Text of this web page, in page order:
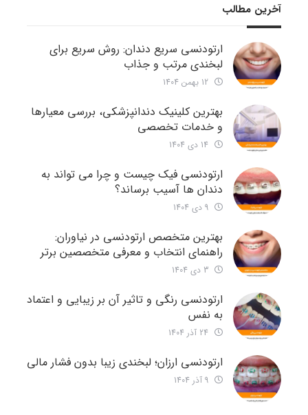
آخرین مطالب
ارتودنسی سریع دندان: روش سریع برای
لبخندی مرتب و جذاب
بهترین کلینیک دندانپزشکی، بررسی معیارها
و خدمات تخصصی
ارتودنسی فیک چیست و چرا می تواند به
دندان ها آسیب برساند؟
بهترین متخصص ارتودنسی در نیاوران:
راهنمای انتخاب و معرفی متخصصین برتر
ارتودنسی رنگی و تاثیر آن بر زیبایی و اعتماد
به نفس
ارتودنسی ارزان؛ لبخندی زیبا بدون فشار مالی